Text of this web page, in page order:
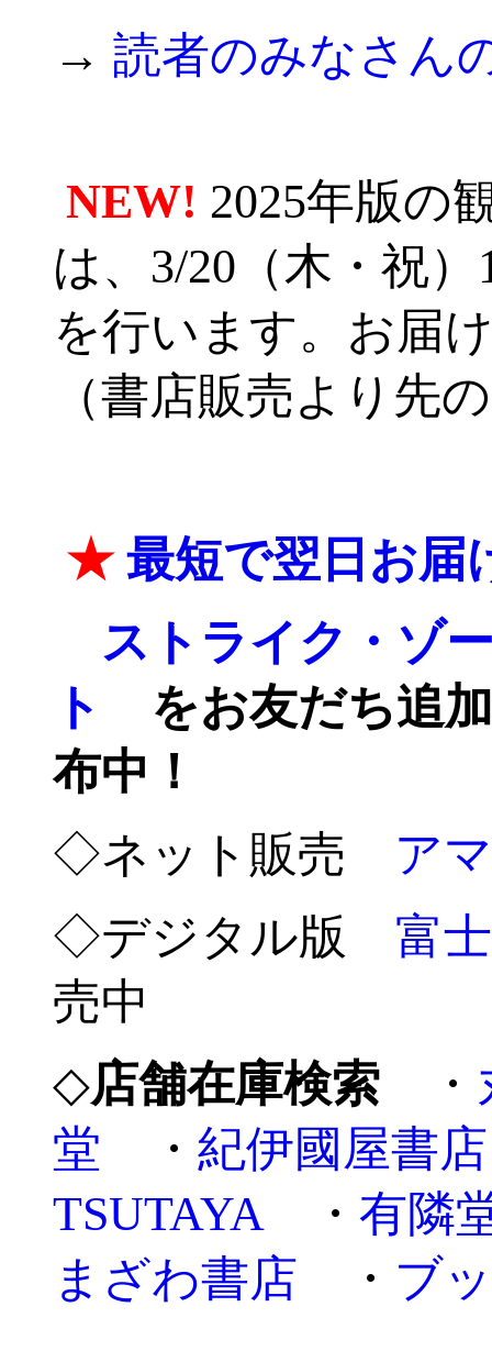
→ 読者のみなさん
NEW! 2025年版の
は、3/20（木・祝
を行います。お届
（書店販売より先
★ 最短で翌日お届
ストライク・ゾ
ト
をお友だち追
布中！
◇ネット販売 ア
◇デジタル版 富
売中
◇店舗在庫検索 ・
堂 ・ 紀伊國屋書店
TSUTAYA・ 有隣
まざわ書店 ・ ブ